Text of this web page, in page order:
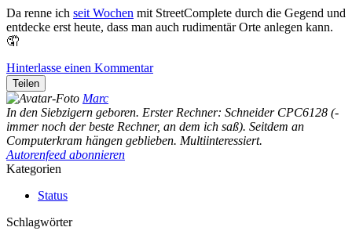
Da renne ich seit Wochen mit StreetComplete durch die Gegend und
entdecke erst heute, dass man auch rudimentär Orte anlegen kann.
🤦
Hinterlasse einen Kommentar
Teilen
Marc
In den Siebzigern geboren. Erster Rechner: Schneider CPC6128 (-
immer noch der beste Rechner, an dem ich saß). Seitdem an
Computerkram hängen geblieben. Multiinteressiert.
Autorenfeed abonnieren
Kategorien
Status
Schlagwörter